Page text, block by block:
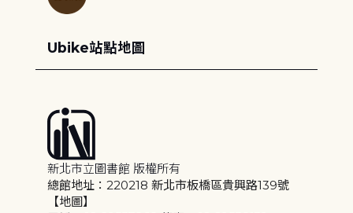
Ubike站點地圖
新北市立圖書館 版權所有
總館地址：220218 新北市板橋區貴興路139號
【地圖】